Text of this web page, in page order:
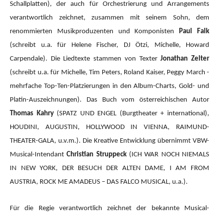
Schallplatten), der auch für Orchestrierung und Arrangements
verantwortlich zeichnet, zusammen mit seinem Sohn, dem
renommierten Musikproduzenten und KomponistenPaul Falk
(schreibt u.a. für Helene Fischer, DJ Ötzi, Michelle, Howard
Carpendale). Die Liedtexte stammen von TexterJonathan Zelter
(schreibt u.a. für Michelle, Tim Peters, Roland Kaiser, Peggy March -
mehrfache Top-Ten-Platzierungen in den Album-Charts, Gold- und
Platin-Auszeichnungen). Das Buch vom österreichischen Autor
Thomas Kahry(SPATZ UND ENGEL (Burgtheater + international),
HOUDINI, AUGUSTIN, HOLLYWOOD IN VIENNA, RAIMUND-
THEATER-GALA, u.v.m.). Die Kreative Entwicklung übernimmt VBW-
Musical-IntendantChristian Struppeck(ICH WAR NOCH NIEMALS
IN NEW YORK, DER BESUCH DER ALTEN DAME, I AM FROM
AUSTRIA, ROCK ME AMADEUS – DAS FALCO MUSICAL, u.a.).
Für die Regie verantwortlich zeichnet der bekannte Musical-